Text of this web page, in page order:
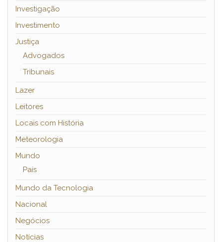
Investigação
Investimento
Justiça
Advogados
Tribunais
Lazer
Leitores
Locais com História
Meteorologia
Mundo
País
Mundo da Tecnologia
Nacional
Negócios
Notícias